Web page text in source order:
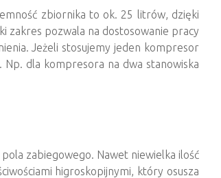
zbiornika to ok. 25 litrów, dzięki
zakres pozwala na dostosowanie pracy
Jeżeli stosujemy jeden kompresor
dla kompresora na dwa stanowiska
zabiegowego. Nawet niewielka ilość
higroskopijnymi, który osusza